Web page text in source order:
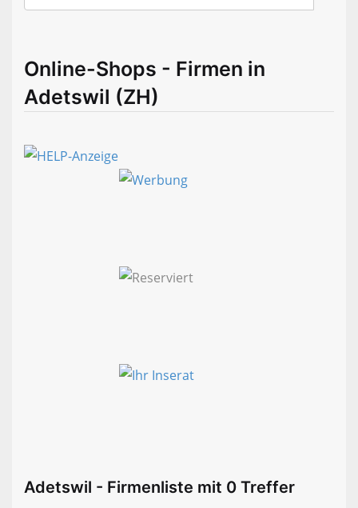
Online-Shops - Firmen in
Adetswil (ZH)
Adetswil - Firmenliste mit 0 Treffer